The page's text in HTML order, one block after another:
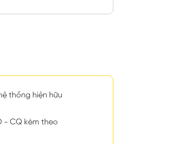
thống hiện hữu
- CQ kèm theo